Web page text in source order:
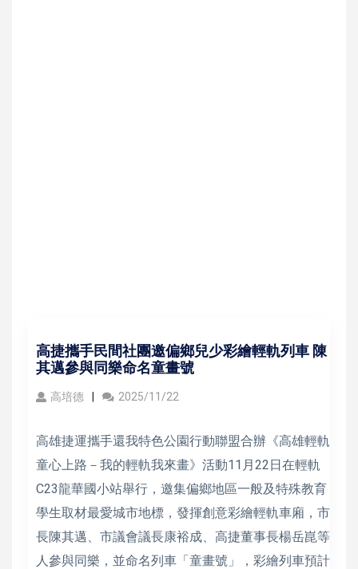
高捷攜手民間社團邀偏鄉兒少彩繪輕軌列車 陳
其邁參與同樂命名童畫號
高培德 2025/11/22
高雄捷運攜手還我特色公園行動聯盟合辦《高雄輕軌
童心上路－我的輕軌我來畫》活動11月22日在輕軌
C23龍華國小站舉行，邀集偏鄉地區一般及特殊教育
學生取材最愛城市地標，發揮創意彩繪輕軌車廂，市
長陳其邁、市議會議長康裕成、高捷董事長楊岳崑等
人參與同樂，並命名列車「童畫號」，彩繪列車預計